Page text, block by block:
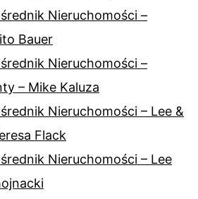
Nieruchomości –
Bauer
Nieruchomości –
– Mike Kaluza
Nieruchomości – Lee &
Flack
Nieruchomości – Lee